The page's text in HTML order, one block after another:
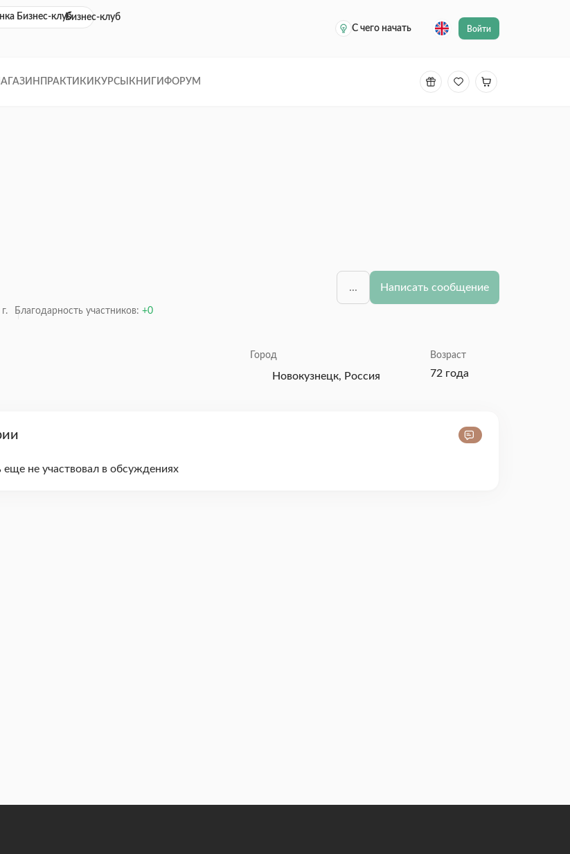
Бизнес-клуб
С чего начать
Войти
ПРАКТИКИ КУРСЫ КНИГИ ФОРУМ
Благодарность участников: 0
... Написать сообщение
Город
Новокузнецк, Россия
Возраст
72 года
еще не участвовал в обсуждениях